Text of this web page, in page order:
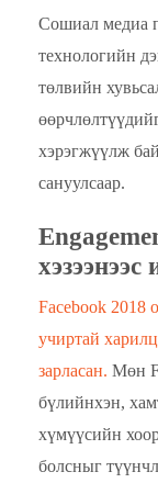
Сошиал медиа
технологийн
төлвийн
хэрэгжүүлж
сануулсаар.
Facebook 2018
учиртай
зарласан. Мөн
бүлийнхэн,
хүмүүсийн
болсныг